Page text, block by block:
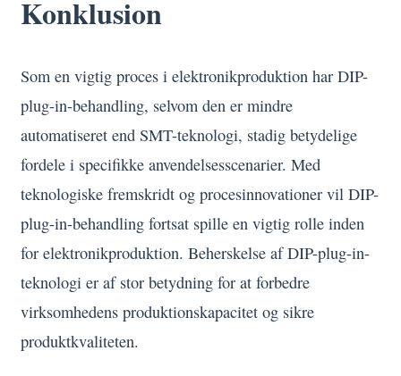
Konklusion
Som en vigtig proces i elektronikproduktion har DIP-
plug-in-behandling, selvom den er mindre
automatiseret end SMT-teknologi, stadig betydelige
fordele i specifikke anvendelsesscenarier. Med
teknologiske fremskridt og procesinnovationer vil DIP-
plug-in-behandling fortsat spille en vigtig rolle inden
for elektronikproduktion. Beherskelse af DIP-plug-in-
teknologi er af stor betydning for at forbedre
virksomhedens produktionskapacitet og sikre
produktkvaliteten.